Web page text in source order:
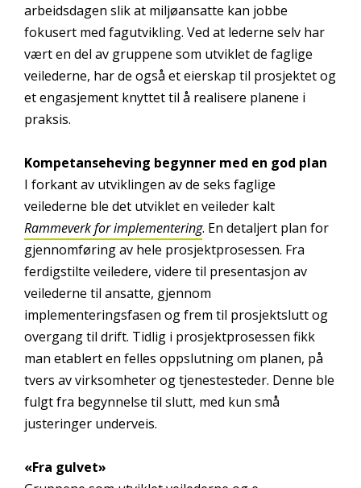
arbeidsdagen slik at miljøansatte kan jobbe
fokusert med fagutvikling. Ved at lederne selv har
vært en del av gruppene som utviklet de faglige
veilederne, har de også et eierskap til prosjektet og
et engasjement knyttet til å realisere planene i
praksis.
Kompetanseheving begynner med en god plan
I forkant av utviklingen av de seks faglige
veilederne ble det utviklet en veileder kalt
Rammeverk for implementering. En detaljert plan for
gjennomføring av hele prosjektprosessen. Fra
ferdigstilte veiledere, videre til presentasjon av
veilederne til ansatte, gjennom
implementeringsfasen og frem til prosjektslutt og
overgang til drift. Tidlig i prosjektprosessen fikk
man etablert en felles oppslutning om planen, på
tvers av virksomheter og tjenestesteder. Denne ble
fulgt fra begynnelse til slutt, med kun små
justeringer underveis.
«Fra gulvet»